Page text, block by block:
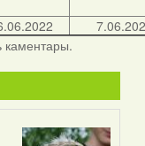
каментары.